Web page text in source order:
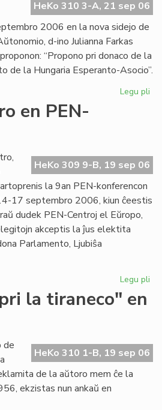
HeKo 310 3-A, 21 sep 06
2006 en la nova sidejo de
d-ino Julianna Farkas
“Propono pri donaco de la
de la Hungaria Esperanto-Asocio”.
Legu pli
en PEN-
HeKo 309 9-B, 19 sep 06
la 9an PEN-konferencon
17 septembro 2006, kiun ĉeestis
dudek PEN-Centroj el Eŭropo,
akceptis la ĵus elektita
Parlamento, Ljubiŝa
Legu pli
la tiraneco" en
HeKo 310 1-B, 19 sep 06
de
de la aŭtoro mem ĉe la
ekzistas nun ankaŭ en